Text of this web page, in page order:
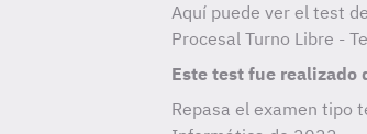
Aquí puede ver el test
Procesal Turno Libre -
Este test fue realizado
Repasa el examen tipo